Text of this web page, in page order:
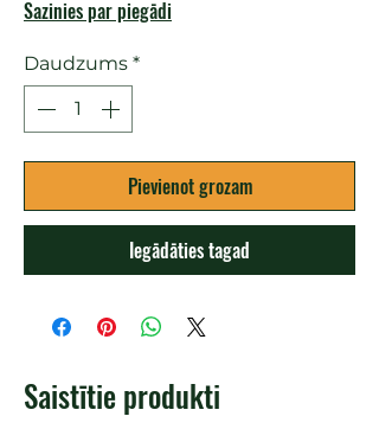
Sazinies par piegādi
Daudzums *
Pievienot grozam
Iegādāties tagad
Saistītie produkti